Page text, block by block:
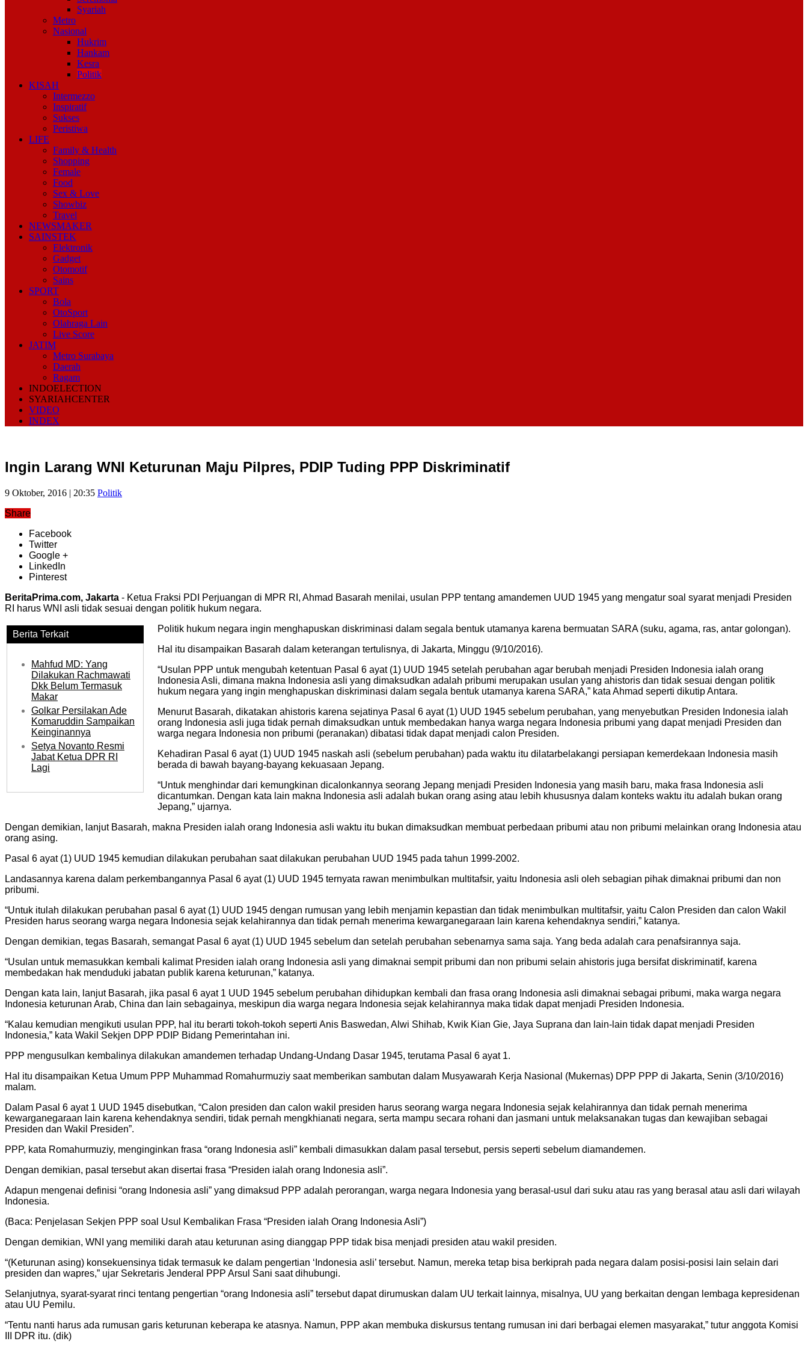
Syariah
Metro
Nasional
Hukrim
Hankam
Kesra
Politik
KISAH
Intermezzo
Inspiratif
Sukses
Peristiwa
LIFE
Family & Health
Shopping
Female
Food
Sex & Love
Showbiz
Travel
NEWSMAKER
SAINSTEK
Elektronik
Gadget
Otomotif
Sains
SPORT
Bola
OtoSport
Olahraga Lain
Live Score
JATIM
Metro Surabaya
Daerah
Ragam
INDOELECTION
SYARIAHCENTER
VIDEO
INDEX
Ingin Larang WNI Keturunan Maju Pilpres, PDIP Tuding PPP Diskriminatif
9 Oktober, 2016 | 20:35 Politik
Share
Facebook
Twitter
Google +
LinkedIn
Pinterest
BeritaPrima.com, Jakarta - Ketua Fraksi PDI Perjuangan di MPR RI, Ahmad Basarah menilai, usulan PPP tentang amandemen UUD 1945 yang mengatur soal syarat menjadi Presiden
RI harus WNI asli tidak sesuai dengan politik hukum negara.
Berita Terkait
Mahfud MD: Yang
Dilakukan Rachmawati
Dkk Belum Termasuk
Makar
Golkar Persilakan Ade
Komaruddin Sampaikan
Keinginannya
Setya Novanto Resmi
Jabat Ketua DPR RI
Lagi
Politik hukum negara ingin menghapuskan diskriminasi dalam segala bentuk utamanya karena bermuatan SARA (suku, agama, ras, antar golongan).
Hal itu disampaikan Basarah dalam keterangan tertulisnya, di Jakarta, Minggu (9/10/2016).
“Usulan PPP untuk mengubah ketentuan Pasal 6 ayat (1) UUD 1945 setelah perubahan agar berubah menjadi Presiden Indonesia ialah orang
Indonesia Asli, dimana makna Indonesia asli yang dimaksudkan adalah pribumi merupakan usulan yang ahistoris dan tidak sesuai dengan politik
hukum negara yang ingin menghapuskan diskriminasi dalam segala bentuk utamanya karena SARA,” kata Ahmad seperti dikutip Antara.
Menurut Basarah, dikatakan ahistoris karena sejatinya Pasal 6 ayat (1) UUD 1945 sebelum perubahan, yang menyebutkan Presiden Indonesia ialah
orang Indonesia asli juga tidak pernah dimaksudkan untuk membedakan hanya warga negara Indonesia pribumi yang dapat menjadi Presiden dan
warga negara Indonesia non pribumi (peranakan) dibatasi tidak dapat menjadi calon Presiden.
Kehadiran Pasal 6 ayat (1) UUD 1945 naskah asli (sebelum perubahan) pada waktu itu dilatarbelakangi persiapan kemerdekaan Indonesia masih
berada di bawah bayang-bayang kekuasaan Jepang.
“Untuk menghindar dari kemungkinan dicalonkannya seorang Jepang menjadi Presiden Indonesia yang masih baru, maka frasa Indonesia asli
dicantumkan. Dengan kata lain makna Indonesia asli adalah bukan orang asing atau lebih khususnya dalam konteks waktu itu adalah bukan orang
Jepang,” ujarnya.
Dengan demikian, lanjut Basarah, makna Presiden ialah orang Indonesia asli waktu itu bukan dimaksudkan membuat perbedaan pribumi atau non pribumi melainkan orang Indonesia atau
orang asing.
Pasal 6 ayat (1) UUD 1945 kemudian dilakukan perubahan saat dilakukan perubahan UUD 1945 pada tahun 1999-2002.
Landasannya karena dalam perkembangannya Pasal 6 ayat (1) UUD 1945 ternyata rawan menimbulkan multitafsir, yaitu Indonesia asli oleh sebagian pihak dimaknai pribumi dan non
pribumi.
“Untuk itulah dilakukan perubahan pasal 6 ayat (1) UUD 1945 dengan rumusan yang lebih menjamin kepastian dan tidak menimbulkan multitafsir, yaitu Calon Presiden dan calon Wakil
Presiden harus seorang warga negara Indonesia sejak kelahirannya dan tidak pernah menerima kewarganegaraan lain karena kehendaknya sendiri,” katanya.
Dengan demikian, tegas Basarah, semangat Pasal 6 ayat (1) UUD 1945 sebelum dan setelah perubahan sebenarnya sama saja. Yang beda adalah cara penafsirannya saja.
“Usulan untuk memasukkan kembali kalimat Presiden ialah orang Indonesia asli yang dimaknai sempit pribumi dan non pribumi selain ahistoris juga bersifat diskriminatif, karena
membedakan hak menduduki jabatan publik karena keturunan,” katanya.
Dengan kata lain, lanjut Basarah, jika pasal 6 ayat 1 UUD 1945 sebelum perubahan dihidupkan kembali dan frasa orang Indonesia asli dimaknai sebagai pribumi, maka warga negara
Indonesia keturunan Arab, China dan lain sebagainya, meskipun dia warga negara Indonesia sejak kelahirannya maka tidak dapat menjadi Presiden Indonesia.
“Kalau kemudian mengikuti usulan PPP, hal itu berarti tokoh-tokoh seperti Anis Baswedan, Alwi Shihab, Kwik Kian Gie, Jaya Suprana dan lain-lain tidak dapat menjadi Presiden
Indonesia,” kata Wakil Sekjen DPP PDIP Bidang Pemerintahan ini.
PPP mengusulkan kembalinya dilakukan amandemen terhadap Undang-Undang Dasar 1945, terutama Pasal 6 ayat 1.
Hal itu disampaikan Ketua Umum PPP Muhammad Romahurmuziy saat memberikan sambutan dalam Musyawarah Kerja Nasional (Mukernas) DPP PPP di Jakarta, Senin (3/10/2016)
malam.
Dalam Pasal 6 ayat 1 UUD 1945 disebutkan, “Calon presiden dan calon wakil presiden harus seorang warga negara Indonesia sejak kelahirannya dan tidak pernah menerima
kewarganegaraan lain karena kehendaknya sendiri, tidak pernah mengkhianati negara, serta mampu secara rohani dan jasmani untuk melaksanakan tugas dan kewajiban sebagai
Presiden dan Wakil Presiden”.
PPP, kata Romahurmuziy, menginginkan frasa “orang Indonesia asli” kembali dimasukkan dalam pasal tersebut, persis seperti sebelum diamandemen.
Dengan demikian, pasal tersebut akan disertai frasa “Presiden ialah orang Indonesia asli”.
Adapun mengenai definisi “orang Indonesia asli” yang dimaksud PPP adalah perorangan, warga negara Indonesia yang berasal-usul dari suku atau ras yang berasal atau asli dari wilayah
Indonesia.
(Baca: Penjelasan Sekjen PPP soal Usul Kembalikan Frasa “Presiden ialah Orang Indonesia Asli”)
Dengan demikian, WNI yang memiliki darah atau keturunan asing dianggap PPP tidak bisa menjadi presiden atau wakil presiden.
“(Keturunan asing) konsekuensinya tidak termasuk ke dalam pengertian ‘Indonesia asli’ tersebut. Namun, mereka tetap bisa berkiprah pada negara dalam posisi-posisi lain selain dari
presiden dan wapres,” ujar Sekretaris Jenderal PPP Arsul Sani saat dihubungi.
Selanjutnya, syarat-syarat rinci tentang pengertian “orang Indonesia asli” tersebut dapat dirumuskan dalam UU terkait lainnya, misalnya, UU yang berkaitan dengan lembaga kepresidenan
atau UU Pemilu.
“Tentu nanti harus ada rumusan garis keturunan keberapa ke atasnya. Namun, PPP akan membuka diskursus tentang rumusan ini dari berbagai elemen masyarakat,” tutur anggota Komisi
III DPR itu. (dik)